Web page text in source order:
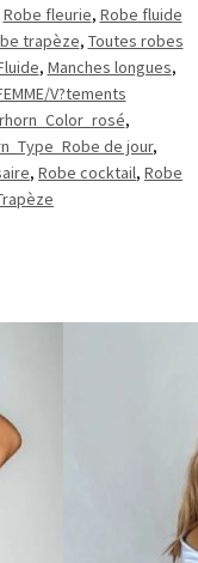
Robe fleurie, Robe fluide
trapèze, Toutes robes
, Manches longues,
V?tements
,
de jour,
, Robe cocktail, Robe